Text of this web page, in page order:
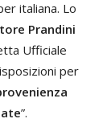
italiana. Lo
Prandini
Ufficiale
per
”.